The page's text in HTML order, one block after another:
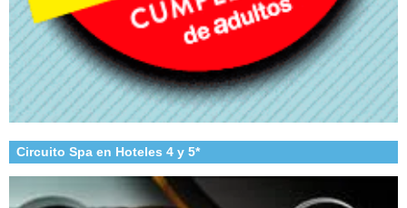
Circuito Spa en Hoteles 4 y 5*